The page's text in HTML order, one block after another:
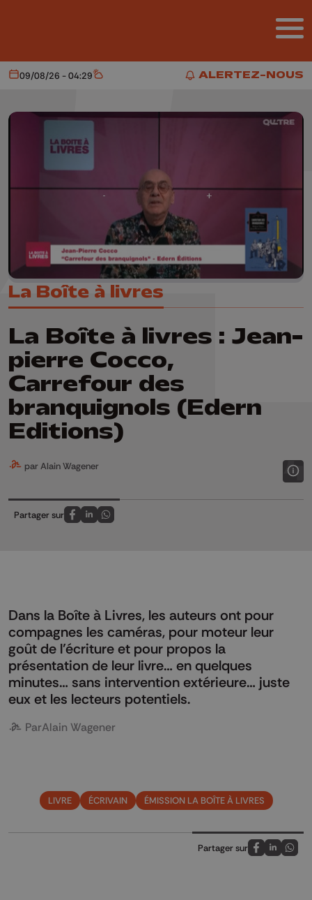
ALERTEZ-NOUS
ALERTEZ-NOUS
Aujourd'hui
09/08/26 - 04:29 Météo
La Boîte à livres
La Boîte à livres : Jean-
pierre Cocco,
Carrefour des
branquignols (Edern
Editions)
par Alain Wagener
Partager sur
Partagez sur FaceBook
Partagez sur LinkedIn
Partagez sur Whatsapp
Dans la Boîte à Livres, les auteurs ont pour
compagnes les caméras, pour moteur leur
goût de l’écriture et pour propos la
présentation de leur livre… en quelques
minutes… sans intervention extérieure… juste
eux et les lecteurs potentiels.
ParAlain Wagener
LIVRE ÉCRIVAIN ÉMISSION LA BOÎTE À LIVRES
Partager sur
Partagez sur
Partagez